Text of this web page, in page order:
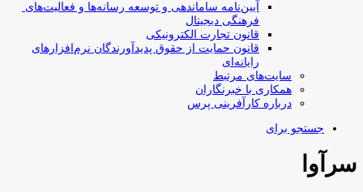
آیین‌نامه سامان­دهی و توسعه رسانه­‌ها و فعالیت‌­های
فرهنگی دیجیتال
قانون تجارت الکترونیکی
قانون حمایت از حقوق پدیدآورندگان نرم‌افزارهای
رایانه‌ای
سایت‌های مرتبط
همکاری با خبرنگاران
درباره کارآفرینی پرس
جستجو برای
سرآوا